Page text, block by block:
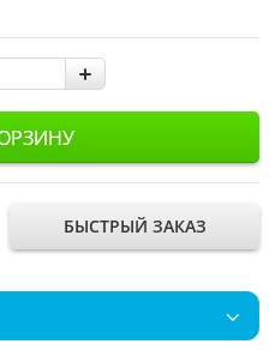
БЫСТРЫЙ ЗАКАЗ